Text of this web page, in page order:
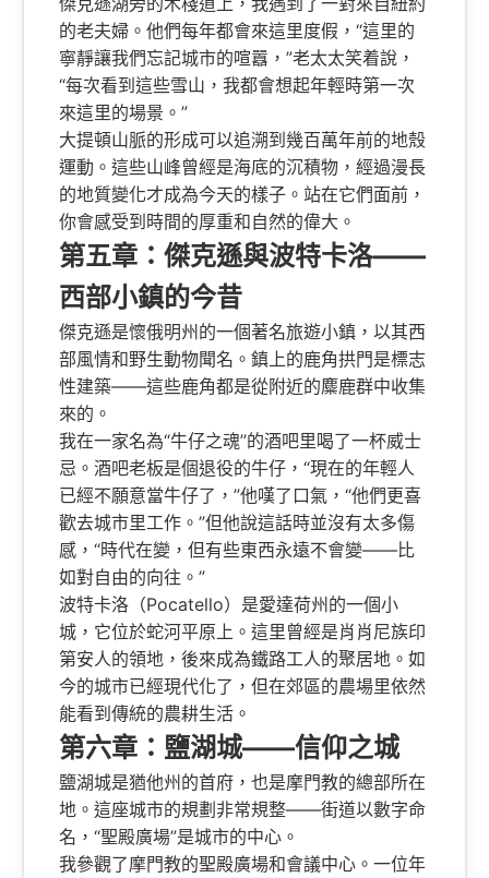
的老夫婦。他們每年都會來這里度假，“這里的
寧靜讓我們忘記城市的喧囂，”老太太笑着說，
“每次看到這些雪山，我都會想起年輕時第一次
來這里的場景。”
大提頓山脈的形成可以追溯到幾百萬年前的地殼
運動。這些山峰曾經是海底的沉積物，經過漫長
的地質變化才成為今天的樣子。站在它們面前，
你會感受到時間的厚重和自然的偉大。
第五章：傑克遜與波特卡洛——
西部小鎮的今昔
傑克遜是懷俄明州的一個著名旅遊小鎮，以其西
部風情和野生動物聞名。鎮上的鹿角拱門是標志
性建築——這些鹿角都是從附近的麋鹿群中收集
來的。
我在一家名為“牛仔之魂”的酒吧里喝了一杯威士
忌。酒吧老板是個退役的牛仔，“現在的年輕人
已經不願意當牛仔了，”他嘆了口氣，“他們更喜
歡去城市里工作。”但他說這話時並沒有太多傷
感，“時代在變，但有些東西永遠不會變——比
如對自由的向往。”
波特卡洛（Pocatello）是愛達荷州的一個小
城，它位於蛇河平原上。這里曾經是肖肖尼族印
第安人的領地，後來成為鐵路工人的聚居地。如
今的城市已經現代化了，但在郊區的農場里依然
能看到傳統的農耕生活。
第六章：鹽湖城——信仰之城
鹽湖城是猶他州的首府，也是摩門教的總部所在
地。這座城市的規劃非常規整——街道以數字命
名，“聖殿廣場”是城市的中心。
我參觀了摩門教的聖殿廣場和會議中心。一位年